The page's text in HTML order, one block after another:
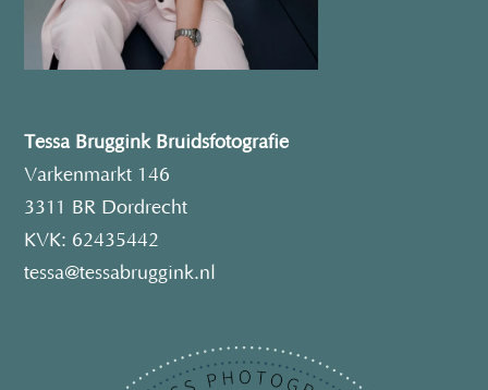
Tessa Bruggink Bruidsfotografie
Varkenmarkt 146
3311 BR Dordrecht
KVK: 62435442
tessa@tessabruggink.nl